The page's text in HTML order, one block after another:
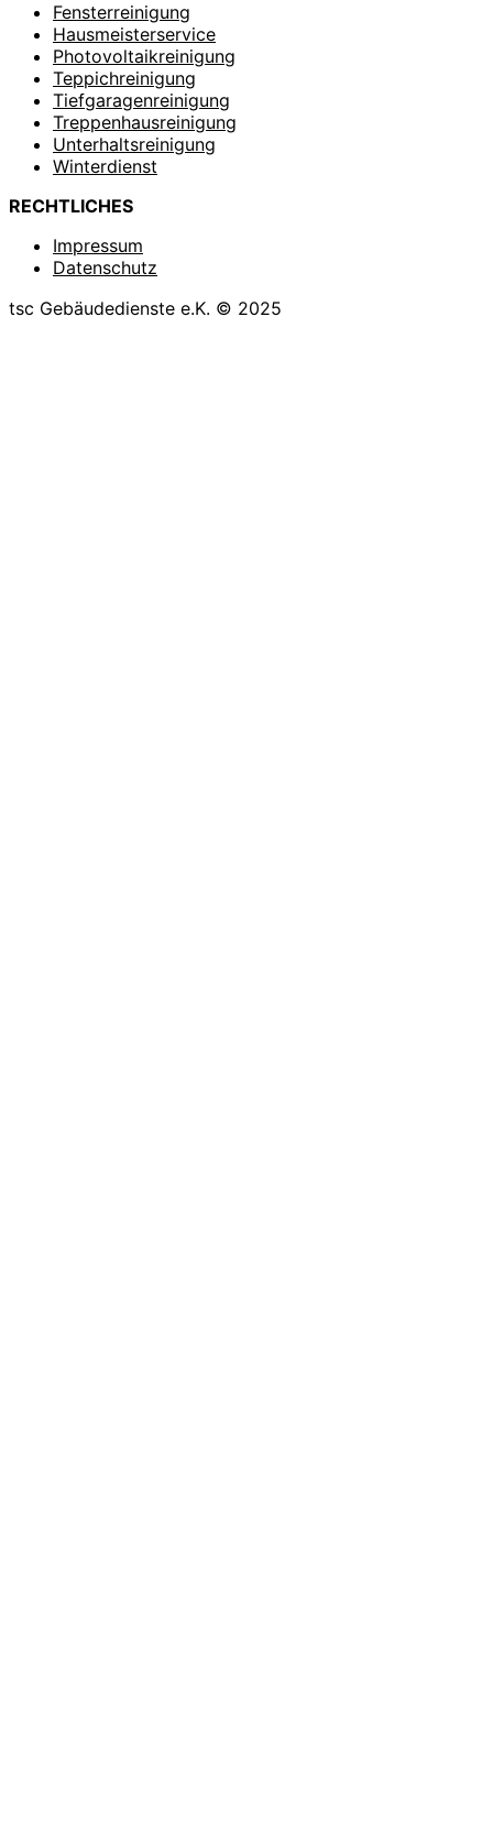
Fensterreinigung
Hausmeisterservice
Photovoltaikreinigung
Teppichreinigung
Tiefgaragenreinigung
Treppenhausreinigung
Unterhaltsreinigung
Winterdienst
RECHTLICHES
Impressum
Datenschutz
tsc Gebäudedienste e.K. © 2025